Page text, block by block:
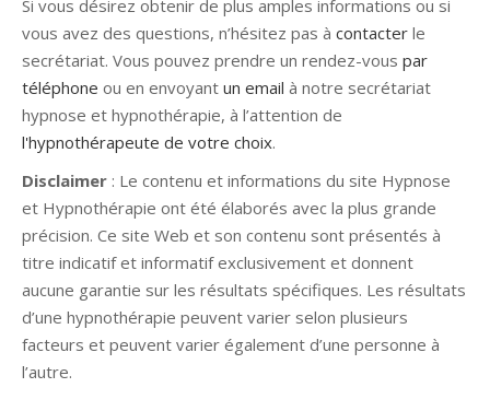
Si vous désirez obtenir de plus amples informations ou si
vous avez des questions, n’hésitez pas à contacter le
secrétariat. Vous pouvez prendre un rendez-vous par
téléphone ou en envoyant un email à notre secrétariat
hypnose et hypnothérapie, à l’attention de
l'hypnothérapeute de votre choix.
Disclaimer : Le contenu et informations du site Hypnose
et Hypnothérapie ont été élaborés avec la plus grande
précision. Ce site Web et son contenu sont présentés à
titre indicatif et informatif exclusivement et donnent
aucune garantie sur les résultats spécifiques. Les résultats
d’une hypnothérapie peuvent varier selon plusieurs
facteurs et peuvent varier également d’une personne à
l’autre.